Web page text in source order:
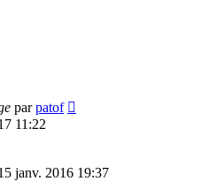
parpatof
11:22
janv. 2016 19:37